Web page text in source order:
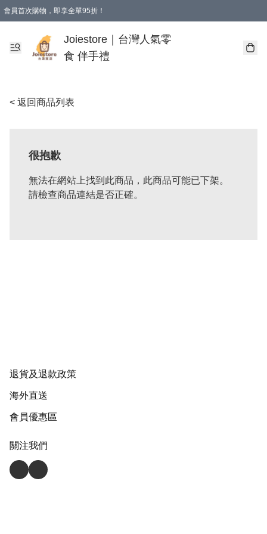
會員首次購物，即享全單95折！
購物滿 HKD 350.00即享免運費優惠！（適用於 本地送貨、本地取貨 )
Joiestore｜台灣人氣零
食 伴手禮
< 返回商品列表
很抱歉
無法在網站上找到此商品，此商品可能已下架。
請檢查商品連結是否正確。
退貨及退款政策
海外直送
會員優惠區
關注我們